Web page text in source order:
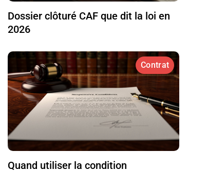
Dossier clôturé CAF que dit la loi en
2026
Contrat
Quand utiliser la condition